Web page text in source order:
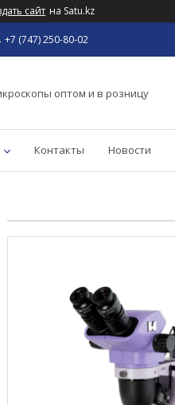
сайт на Satu.kz
+7 (747) 250-80-02
оптом и в розницу
Контакты Новости